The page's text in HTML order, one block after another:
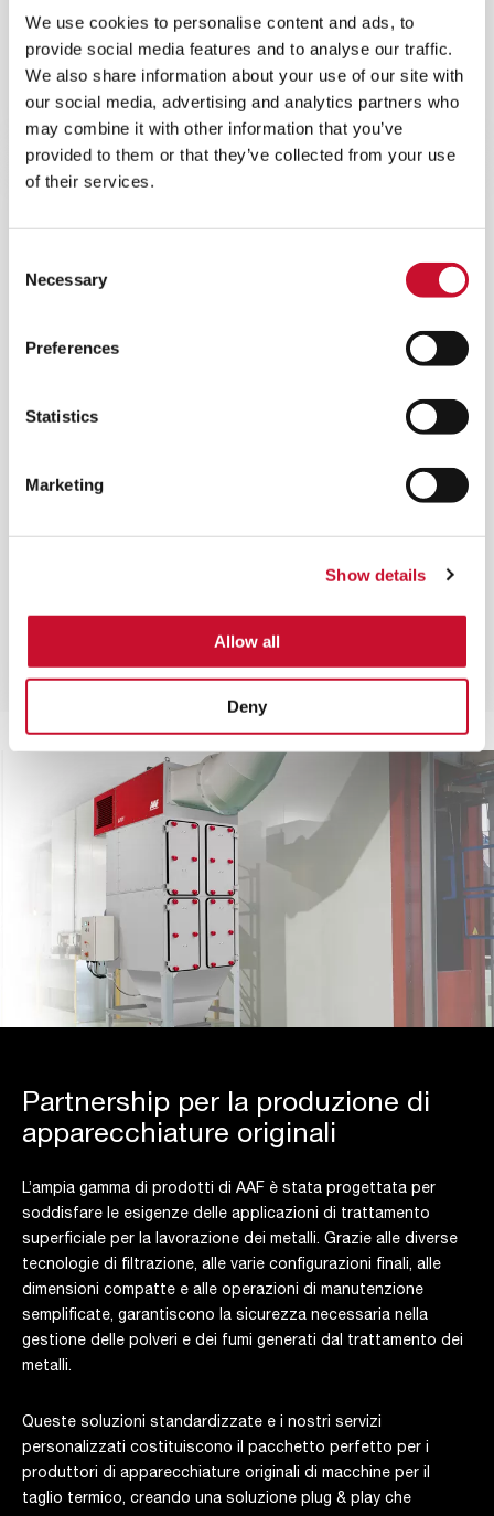
We use cookies to personalise content and ads, to
provide social media features and to analyse our traffic.
We also share information about your use of our site with
our social media, advertising and analytics partners who
may combine it with other information that you’ve
provided to them or that they’ve collected from your use
of their services.
Selection
Necessary
Preferences
Statistics
Marketing
Show details
Allow all
Deny
AIVY RC
Massima efficienza per un'ampia gamma di flussi
d'aria per soddisfare le esigenze della maggior
parte dei settori e delle applicazioni.
aumenta la sicurezza durante la filtrazione
dell'aria nei processi di lavorazione dei metalli.
Partnership per la produzione di
apparecchiature originali
L’ampia gamma di prodotti di AAF è stata progettata per
soddisfare le esigenze delle applicazioni di trattamento
superficiale per la lavorazione dei metalli. Grazie alle diverse
tecnologie di filtrazione, alle varie configurazioni finali, alle
dimensioni compatte e alle operazioni di manutenzione
semplificate, garantiscono la sicurezza necessaria nella
gestione delle polveri e dei fumi generati dal trattamento dei
metalli.
Queste soluzioni standardizzate e i nostri servizi
personalizzati costituiscono il pacchetto perfetto per i
produttori di apparecchiature originali di macchine per il
taglio termico, creando una soluzione plug & play che